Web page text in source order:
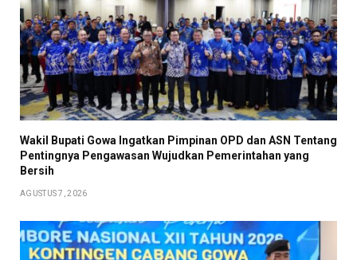
Wakil Bupati Gowa Ingatkan Pimpinan OPD dan ASN Tentang
Pentingnya Pengawasan Wujudkan Pemerintahan yang
Bersih
AGUSTUS 7, 2026